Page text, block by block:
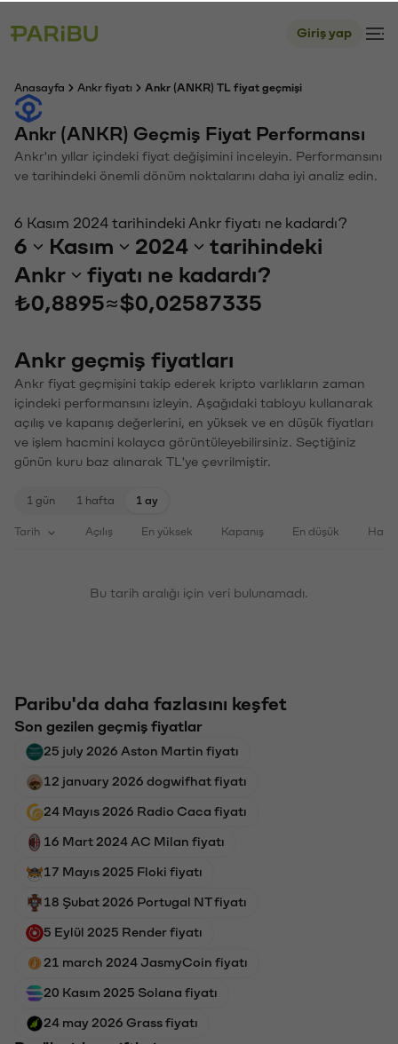
Giriş yap
Anasayfa Ankr fiyatı Ankr (ANKR) TL fiyat geçmişi
Ankr (ANKR) Geçmiş Fiyat Performansı
Ankr'ın yıllar içindeki fiyat değişimini inceleyin. Performansını
ve tarihindeki önemli dönüm noktalarını daha iyi analiz edin.
6 Kasım 2024 tarihindeki Ankr fiyatı ne kadardı?
6 Kasım 2024
tarihindeki
Ankr
fiyatı ne kadardı?
₺0,8895≈$0,02587335
Ankr geçmiş fiyatları
Ankr fiyat geçmişini takip ederek kripto varlıkların zaman
içindeki performansını izleyin. Aşağıdaki tabloyu kullanarak
açılış ve kapanış değerlerini, en yüksek ve en düşük fiyatları
ve işlem hacmini kolayca görüntüleyebilirsiniz. Seçtiğiniz
günün kuru baz alınarak TL'ye çevrilmiştir.
1 gün 1 hafta 1 ay
Tarih Açılış En yüksek Kapanış En düşük
Bu tarih aralığı için veri bulunamadı.
Paribu'da daha fazlasını keşfet
Son gezilen geçmiş fiyatlar
25 july 2026 Aston Martin fiyatı
12 january 2026 dogwifhat fiyatı
24 Mayıs 2026 Radio Caca fiyatı
16 Mart 2024 AC Milan fiyatı
17 Mayıs 2025 Floki fiyatı
18 Şubat 2026 Portugal NT fiyatı
5 Eylül 2025 Render fiyatı
21 march 2024 JasmyCoin fiyatı
20 Kasım 2025 Solana fiyatı
24 may 2026 Grass fiyatı